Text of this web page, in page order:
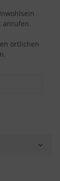
anrufen.
örtlichen